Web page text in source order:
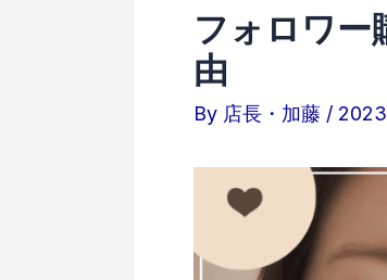
フォロワー
由
By 店長・加藤 / 2023